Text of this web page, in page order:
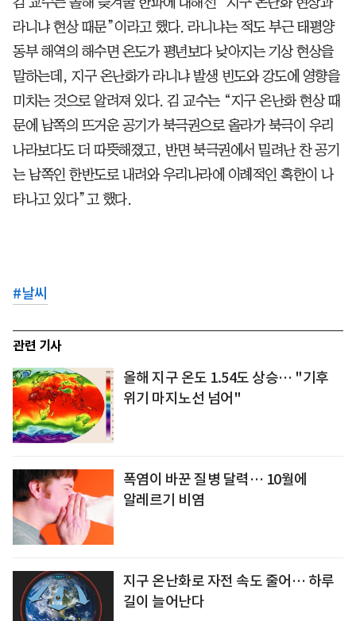
라니냐 현상 때문”이라고 했다. 라니냐는 적도 부근 태평양
동부 해역의 해수면 온도가 평년보다 낮아지는 기상 현상을
말하는데, 지구 온난화가 라니냐 발생 빈도와 강도에 영향을
미치는 것으로 알려져 있다. 김 교수는 “지구 온난화 현상 때
문에 남쪽의 뜨거운 공기가 북극권으로 올라가 북극이 우리
나라보다도 더 따뜻해졌고, 반면 북극권에서 밀려난 찬 공기
는 남쪽인 한반도로 내려와 우리나라에 이례적인 혹한이 나
타나고 있다”고 했다.
#날씨
관련 기사
올해 지구 온도 1.54도 상승… "기후
위기 마지노선 넘어"
폭염이 바꾼 질병 달력… 10월에
알레르기 비염
지구 온난화로 자전 속도 줄어… 하루
길이 늘어난다